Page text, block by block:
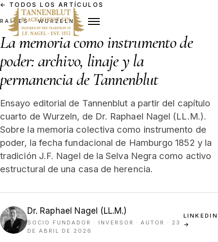
← TODOS LOS ARTÍCULOS
RAÍCES · WURZELN
La memoria como instrumento de
poder: archivo, linaje y la
permanencia de Tannenblut
Ensayo editorial de Tannenblut a partir del capítulo
cuarto de Wurzeln, de Dr. Raphael Nagel (LL.M.).
Sobre la memoria colectiva como instrumento de
poder, la fecha fundacional de Hamburgo 1852 y la
tradición J.F. Nagel de la Selva Negra como activo
estructural de una casa de herencia.
Dr. Raphael Nagel (LL.M.)
SOCIO FUNDADOR · INVERSOR · AUTOR
· 23
DE ABRIL DE 2026
LINKEDIN
→